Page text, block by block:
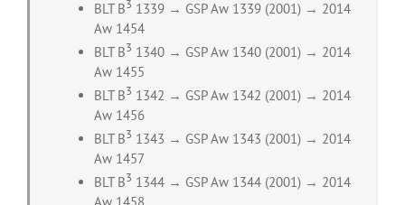
BLT B3 1339 → GSP Aw 1339 (2001) → 2014
Aw 1454
BLT B3 1340 → GSP Aw 1340 (2001) → 2014
Aw 1455
BLT B3 1342 → GSP Aw 1342 (2001) → 2014
Aw 1456
BLT B3 1343 → GSP Aw 1343 (2001) → 2014
Aw 1457
BLT B3 1344 → GSP Aw 1344 (2001) → 2014